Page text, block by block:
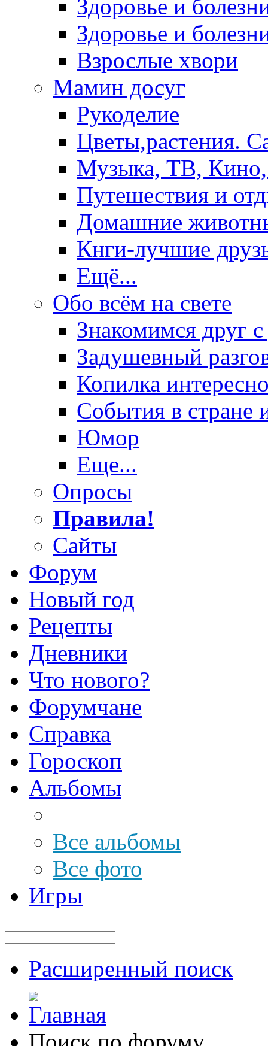
Здоровье и
Здоровье и
Взрослые хвори
Мамин досуг
Рукоделие
Цветы,растения.
Музыка, ТВ,
Путешествия и
Домашние
Кнги-лучшие
Ещё...
Обо всём на свете
Знакомимся друг
Задушевный
Копилка
События в стране
Юмор
Еще...
Опросы
Правила!
Сайты
Форум
Новый год
Рецепты
Дневники
Что нового?
Форумчане
Справка
Гороскоп
Альбомы
Все альбомы
Все фото
Игры
Расширенный поиск